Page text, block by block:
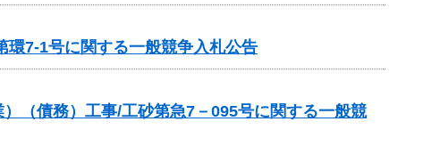
7-1号に関する一般競争入札公告
（債務）工事/工砂第急7－095号に関する一般競